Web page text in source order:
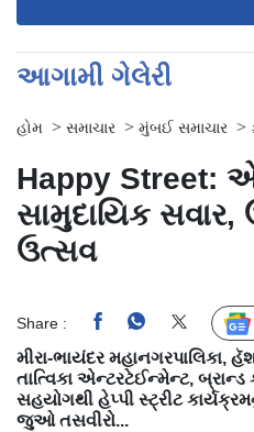
આગામી ગેલેરી
હોમ > સમાચાર > મુંબઈ સમાચાર >
Happy Street:
સામુદાયિક
ઉત્સવ
Share :
મીરા-ભાયંદર મહાનગરપાલિકા,
તાત્વિકા એન્ટરટેઈન્મેન્ટ,
સહયોગથી હેપ્પી સ્ટ્રીટ
જુઓ તસવીરો...